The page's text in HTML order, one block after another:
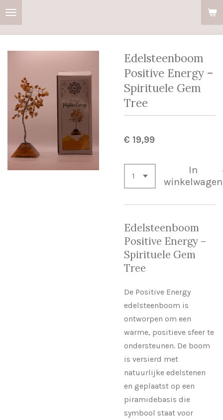
Ga
direct
de
Edelsteenboom
Positive Energy –
Spirituele Gem
Tree
€ 19,99
In
winkelwagen
Edelsteenboom
Positive Energy –
Spirituele Gem
Tree
De Positive Energy
edelsteenboom is
ontworpen om een
warme, positieve sfeer te
ondersteunen. De boom
is versierd met
natuurlijke edelstenen
en geplaatst op een
piramidebasis die
symbool staat voor